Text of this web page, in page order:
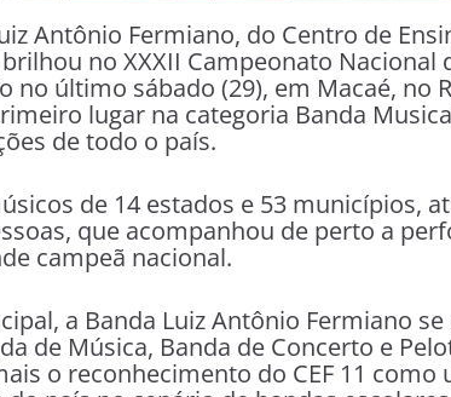
Antônio Fermiano, do Centro de
brilhou no XXXII Campeonato Nacional
no último sábado (29), em Macaé, no
lugar na categoria Banda
de todo o país.
de 14 estados e 53 municípios,
que acompanhou de perto a
campeã nacional.
a Banda Luiz Antônio Fermiano se
de Música, Banda de Concerto e
o reconhecimento do CEF 11 como